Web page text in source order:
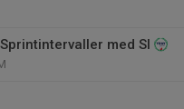
med SI